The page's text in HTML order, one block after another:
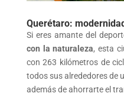
Querétaro:
Si eres amante del
con la naturaleza, esta
con 263 kilómetros de
todos sus alrededores de
además de ahorrarte el